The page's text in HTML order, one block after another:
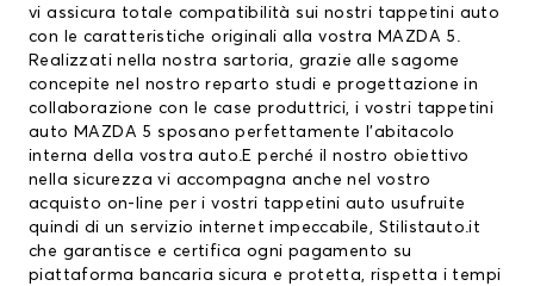
vi assicura totale compatibilità sui nostri tappetini auto
con le caratteristiche originali alla vostra MAZDA 5.
Realizzati nella nostra sartoria, grazie alle sagome
concepite nel nostro reparto studi e progettazione in
collaborazione con le case produttrici, i vostri tappetini
auto MAZDA 5 sposano perfettamente l’abitacolo
interna della vostra auto.E perché il nostro obiettivo
nella sicurezza vi accompagna anche nel vostro
acquisto on-line per i vostri tappetini auto usufruite
quindi di un servizio internet impeccabile, Stilistauto.it
che garantisce e certifica ogni pagamento su
piattaforma bancaria sicura e protetta, rispetta i tempi